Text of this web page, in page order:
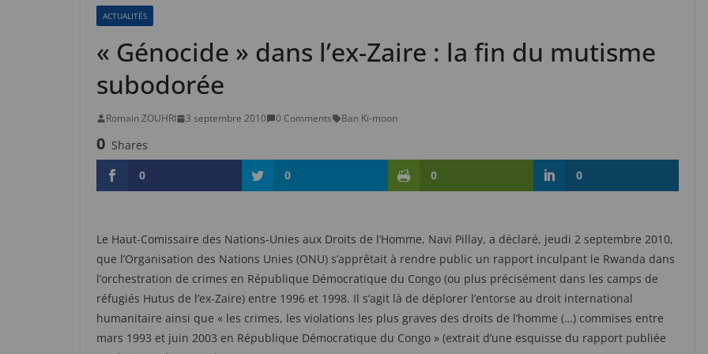
ACTUALITÉS
« Génocide » dans l’ex-Zaire : la fin du mutisme
subodorée
Romain ZOUHRI 3 septembre 2010 0 Comments Ban Ki-moon
0 Shares
0
0 0 0
Le Haut-Comissaire des Nations-Unies aux Droits de l’Homme, Navi Pillay, a déclaré, jeudi 2 septembre 2010,
que l’Organisation des Nations Unies (ONU) s’apprêtait à rendre public un rapport inculpant le Rwanda dans
l’orchestration de crimes en République Démocratique du Congo (ou plus précisément dans les camps de
réfugiés Hutus de l’ex-Zaire) entre 1996 et 1998. Il s’agit là de déplorer l’entorse au droit international
humanitaire ainsi que « les crimes, les violations les plus graves des droits de l’homme (…) commises entre
mars 1993 et juin 2003 en République Démocratique du Congo » (extrait d’une esquisse du rapport publiée